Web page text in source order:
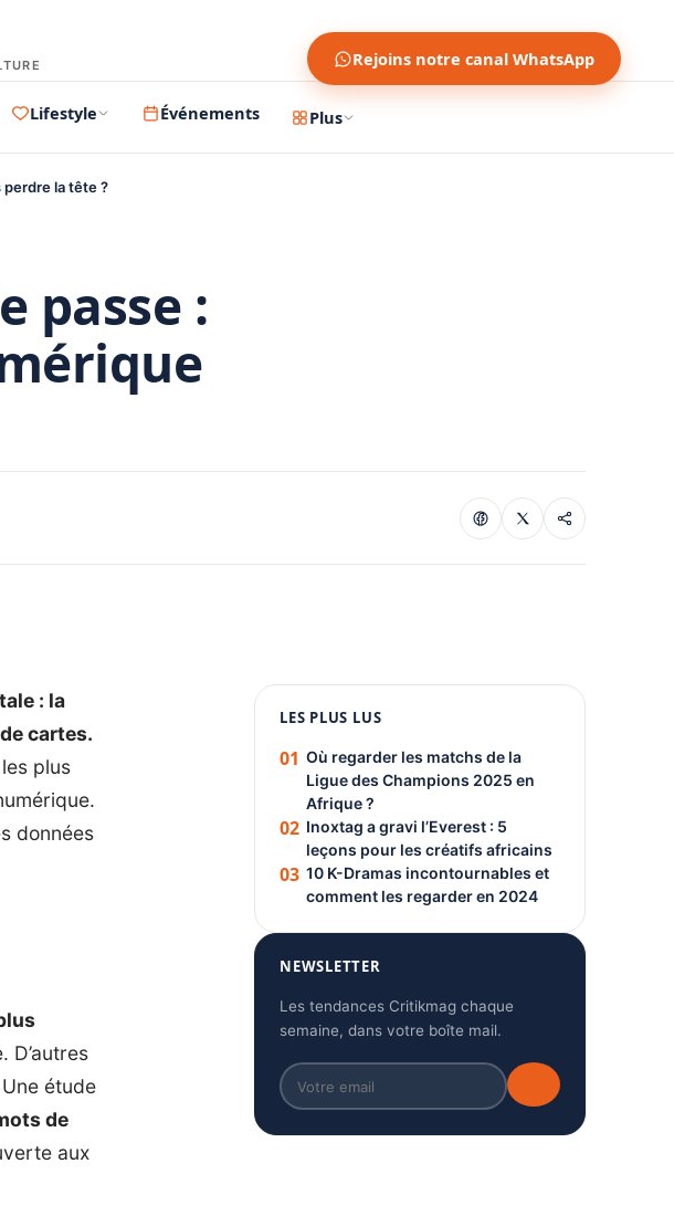
Rejoins notre canal WhatsApp
Lifestyle Événements Plus
la tête ?
passe :
: la
cartes.
plus
données
D’autres
étude
de
aux
PUBLICITÉ
LES PLUS LUS
01 Où regarder les matchs de la
Ligue des Champions 2025 en
Afrique ?
02 Inoxtag a gravi l’Everest : 5
leçons pour les créatifs africains
03 10 K-Dramas incontournables et
comment les regarder en 2024
NEWSLETTER
Les tendances Critikmag chaque
semaine, dans votre boîte mail.